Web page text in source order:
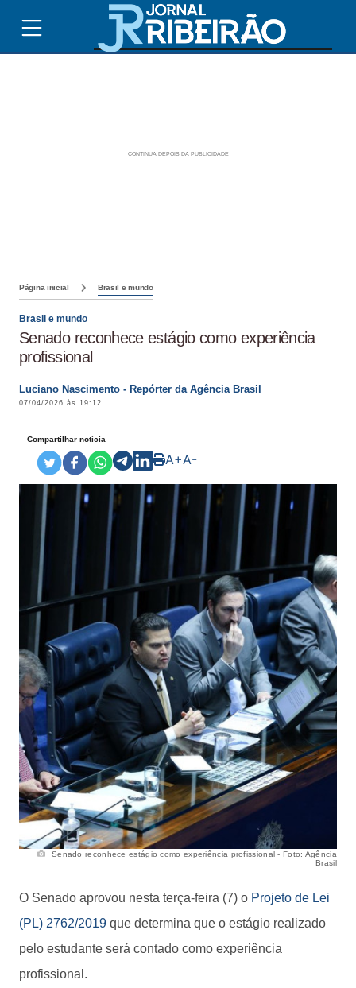
Página inicial Brasil e mundo
Brasil e mundo
Senado reconhece estágio como experiência
profissional
Luciano Nascimento - Repórter da Agência Brasil
07/04/2026 às 19:12
Compartilhar notícia
A+A-
Senado reconhece estágio como experiência profissional - Foto: Agência
Brasil
O Senado aprovou nesta terça-feira (7) o Projeto de Lei
(PL) 2762/2019 que determina que o estágio realizado
pelo estudante será contado como experiência
profissional.